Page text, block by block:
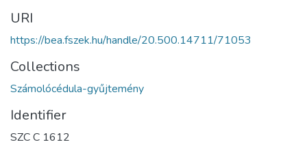
URI
https://bea.fszek.hu/handle/20.500.14711/71053
Collections
Számolócédula-gyűjtemény
Identifier
SZC C 1612